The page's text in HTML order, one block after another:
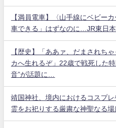
【満員電車】〈山手線にベビー
車できる」はずなのに…JR東日
【歴史】「ああァ、だまされち
カへ生れるぞ」22歳で戦死した
音”が話題に…
靖国神社、境内におけるコスプ
霊をお祀りする厳粛な神聖なる場